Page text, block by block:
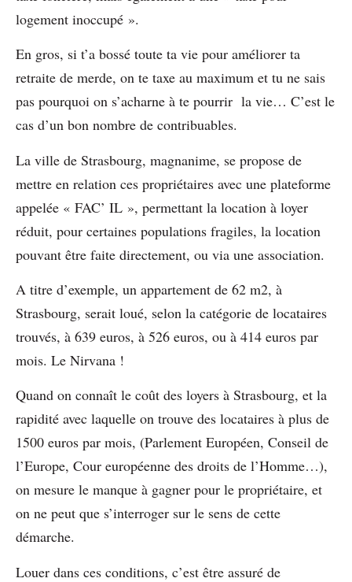
logement inoccupé ».
En gros, si t’a bossé toute ta vie pour améliorer ta
retraite de merde, on te taxe au maximum et tu ne sais
pas pourquoi on s’acharne à te pourrir la vie… C’est le
cas d’un bon nombre de contribuables.
La ville de Strasbourg, magnanime, se propose de
mettre en relation ces propriétaires avec une plateforme
appelée « FAC’ IL », permettant la location à loyer
réduit, pour certaines populations fragiles, la location
pouvant être faite directement, ou via une association.
A titre d’exemple, un appartement de 62 m2, à
Strasbourg, serait loué, selon la catégorie de locataires
trouvés, à 639 euros, à 526 euros, ou à 414 euros par
mois. Le Nirvana !
Quand on connaît le coût des loyers à Strasbourg, et la
rapidité avec laquelle on trouve des locataires à plus de
1500 euros par mois, (Parlement Européen, Conseil de
l’Europe, Cour européenne des droits de l’Homme…),
on mesure le manque à gagner pour le propriétaire, et
on ne peut que s’interroger sur le sens de cette
démarche.
Louer dans ces conditions, c’est être assuré de